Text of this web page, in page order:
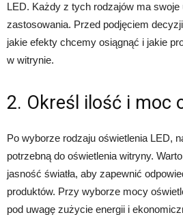
LED. Każdy z tych rodzajów ma swoje
zastosowania. Przed podjęciem
jakie efekty chcemy osiągnąć i jakie
w witrynie.
2. Określ ilość i moc
Po wyborze rodzaju oświetlenia LED,
potrzebną do oświetlenia witryny.
jasność światła, aby zapewnić
produktów. Przy wyborze mocy
pod uwagę zużycie energii i